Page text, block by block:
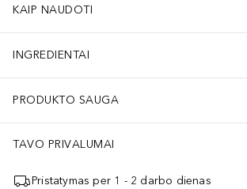
KAIP NAUDOTI
INGREDIENTAI
PRODUKTO SAUGA
TAVO PRIVALUMAI
Pristatymas per 1 - 2 darbo dienas